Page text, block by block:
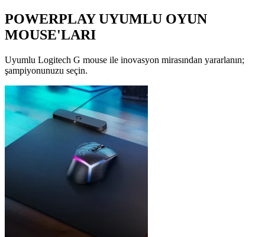
POWERPLAY UYUMLU OYUN
MOUSE'LARI
Uyumlu Logitech G mouse ile inovasyon mirasından yararlanın;
şampiyonunuzu seçin.